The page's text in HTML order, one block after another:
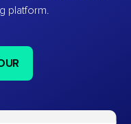
platform.